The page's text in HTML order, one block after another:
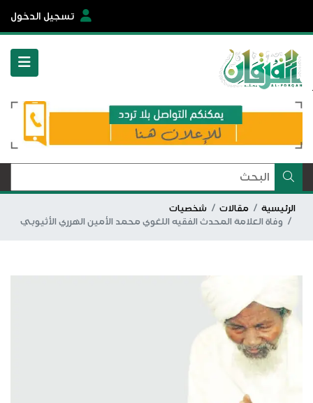
تسجيل الدخول
الرئيسية مقالات
شخصيات
وفاة العلامة المحدث الفقيه اللغوي محمد الأمين الهرري الأثيوبي